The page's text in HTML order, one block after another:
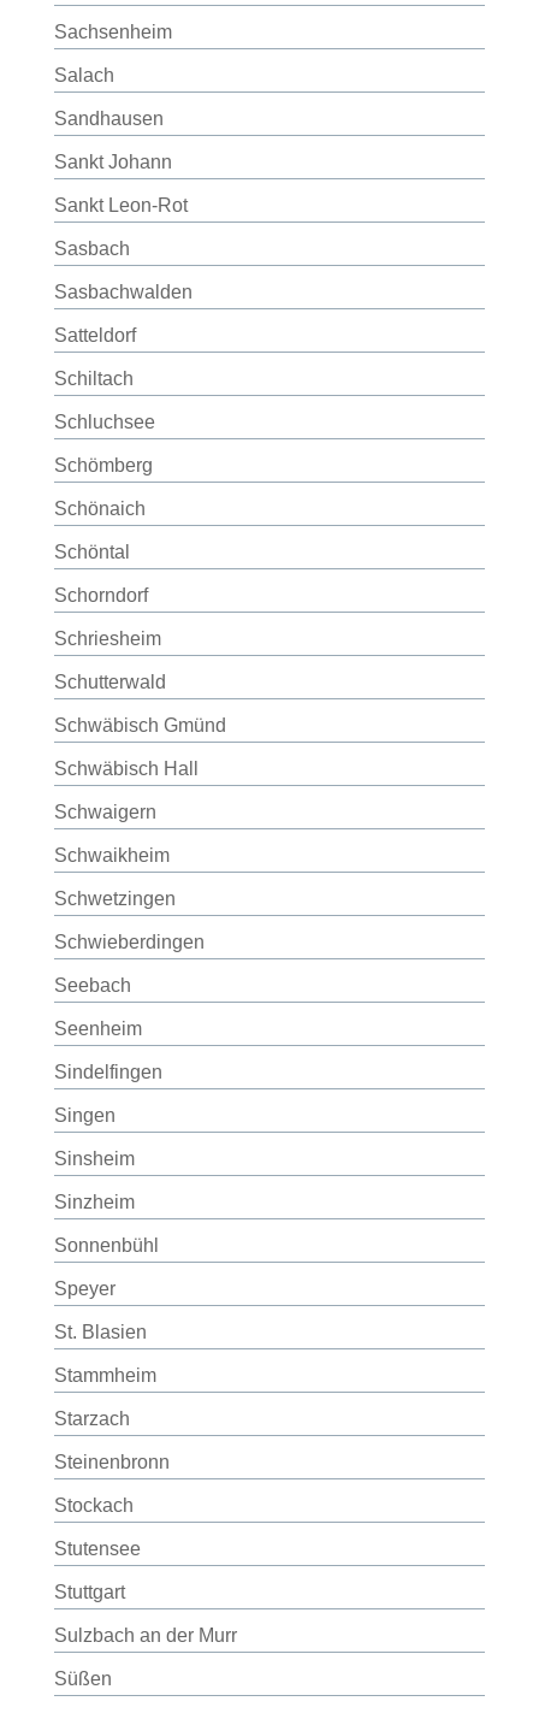
Sachsenheim
Salach
Sandhausen
Sankt Johann
Sankt Leon-Rot
Sasbach
Sasbachwalden
Satteldorf
Schiltach
Schluchsee
Schömberg
Schönaich
Schöntal
Schorndorf
Schriesheim
Schutterwald
Schwäbisch Gmünd
Schwäbisch Hall
Schwaigern
Schwaikheim
Schwetzingen
Schwieberdingen
Seebach
Seenheim
Sindelfingen
Singen
Sinsheim
Sinzheim
Sonnenbühl
Speyer
St. Blasien
Stammheim
Starzach
Steinenbronn
Stockach
Stutensee
Stuttgart
Sulzbach an der Murr
Süßen